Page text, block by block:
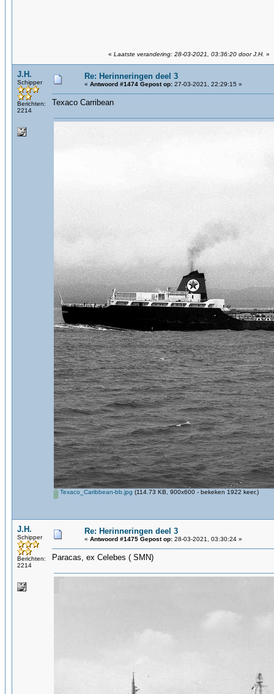
« Laatste verandering: 28-03-2021, 03:36:20 door J.H. »
J.H.
Schipper
Berichten:
2214
Re: Herinneringen deel 3
« Antwoord #1474 Gepost op: 27-03-2021, 22:29:15 »
Texaco Carribean
Texaco_Caribbean-bb.jpg (114.73 KB, 900x600 - bekeken 1922 keer.)
J.H.
Schipper
Berichten:
2214
Re: Herinneringen deel 3
« Antwoord #1475 Gepost op: 28-03-2021, 03:30:24 »
Paracas, ex Celebes ( SMN)